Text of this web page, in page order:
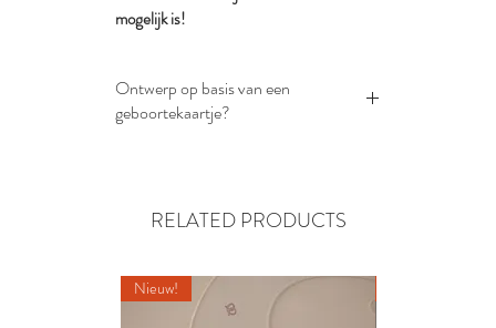
mogelijk is!
Ontwerp op basis van een
geboortekaartje?
in png of pdf-formaat (na het plaatsen
van je bestelling) door naar het e-
RELATED PRODUCTS
Nieuw!